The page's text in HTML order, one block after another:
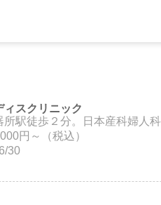
ィスクリニック
駅徒歩２分。日本産科婦人
円～（税込）
30